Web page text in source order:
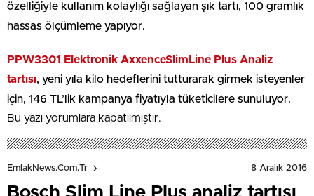
özelliğiyle kullanım kolaylığı sağlayan şık tartı, 100 gramlık
hassas ölçümleme yapıyor.
PPW3301 Elektronik AxxenceSlimLine Plus Analiz
tartısı, yeni yıla kilo hedeflerini tutturarak girmek isteyenler
için, 146 TL’lik kampanya fiyatıyla tüketicilere sunuluyor.
Bu yazı yorumlara kapatılmıştır.
EmlakNews.com.tr 8 Aralık 2016